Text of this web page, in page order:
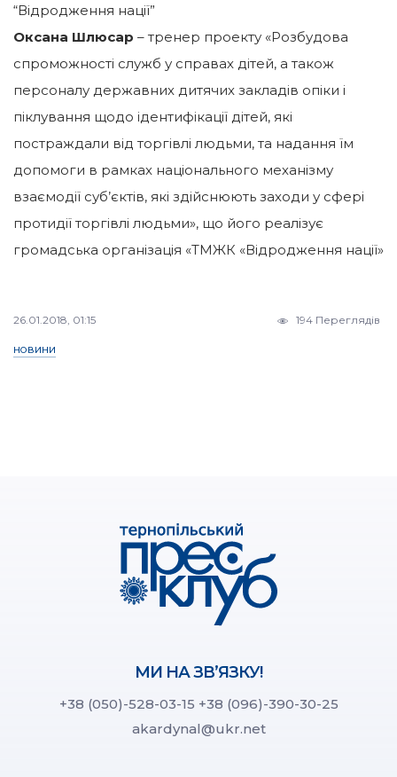
“Відродження нації”
Оксана Шлюсар – тренер проекту «Розбудова
спроможності служб у справах дітей, а також
персоналу державних дитячих закладів опіки і
піклування щодо ідентифікації дітей, які
постраждали від торгівлі людьми, та надання їм
допомоги в рамках національного механізму
взаємодії суб’єктів, які здійснюють заходи у сфері
протидії торгівлі людьми», що його реалізує
громадська організація «ТМЖК «Відродження нації»
26.01.2018, 01:15 194 Переглядів
НОВИНИ
МИ НА ЗВ’ЯЗКУ!
+38 (050)-528-03-15 +38 (096)-390-30-25
akardynal@ukr.net